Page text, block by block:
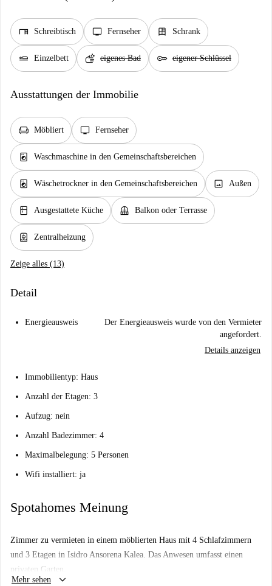
desk Schreibtisch tv Fernseher dresser Schrank
airline_seat_flat Einzelbett soap eigenes Bad key eigener Schlüssel
Ausstattungen der Immobilie
chair Möbliert tv Fernseher
local_laundry_service Waschmaschine in den Gemeinschaftsbereichen
local_laundry_service Wäschetrockner in den Gemeinschaftsbereichen image Außen
kitchen Ausgestattete Küche balcony Balkon oder Terrasse
water_heater Zentralheizung
Zeige alles (13)
Detail
Energieausweis
Der Energieausweis wurde von den Vermieter
angefordert.
Details anzeigen
Immobilientyp: Haus
Anzahl der Etagen: 3
Aufzug: nein
Anzahl Badezimmer: 4
Maximalbelegung: 5 Personen
Wifi installiert: ja
Spotahomes Meinung
Zimmer zu vermieten in einem möblierten Haus mit 4 Schlafzimmern
und 3 Etagen in Isidro Ansorena Kalea. Das Anwesen umfasst einen
privaten Garten.
Mehr sehen keyboard_arrow_down